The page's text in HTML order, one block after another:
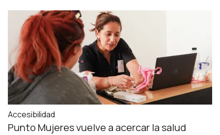
Accesibilidad
Punto Mujeres vuelve a acercar la salud